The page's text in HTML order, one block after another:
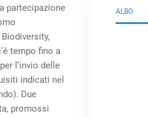
partecipazione
tempo fino a
l’invio delle
indicati nel
Due
promossi
ALBO